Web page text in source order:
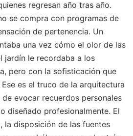
regresan año tras año.
se compra con programas de
de pertenencia. Un
una vez cómo el olor de las
jardín le recordaba a los
pero con la sofisticación que
es el truco de la arquitectura
evocar recuerdos personales
diseñado profesionalmente. El
la disposición de las fuentes